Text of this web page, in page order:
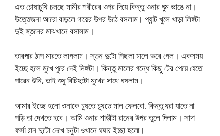
এত চোষাচুষি চলছে মামীর শরীরের ওপর দিয়ে কিন্তু ওনার ঘুম ভাঙে না।
উত্তেজনা আরো বাড়লে গায়ের উপর উঠে বসলাম। প্যান্ট খুলে খাড়া লিঙ্গটা
দুই স্তনের মাঝখানে বসালাম।
তারপার ঠাপ মারতে লাগলাম। স্তন দুটো পিছলা মালে ভরে গেল। একসময়
ইচ্ছে হলে মুখে পুরে দেই লিঙ্গটা। কিন্তু মালের গন্ধে কিছু টের পেয়ে যেতে
পারেন উনি, তাই শুধু বিচিদুটো মুখের সাথে ঘষলাম।
আমার ইচ্ছে হলো ওনাকে চুষতে চুষতে মাল ফেলবো, কিন্তু ধরা যাতে না
পড়ি তা দেখতে হবে। আমি ওনার শাড়ীটা রানের উপর তুলে দিলাম। সাদা
ফর্সা রান দুটো দেখে চনুটা ওখানে ঘষার ইচ্ছা হলো।